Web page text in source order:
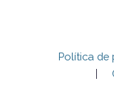
Política de